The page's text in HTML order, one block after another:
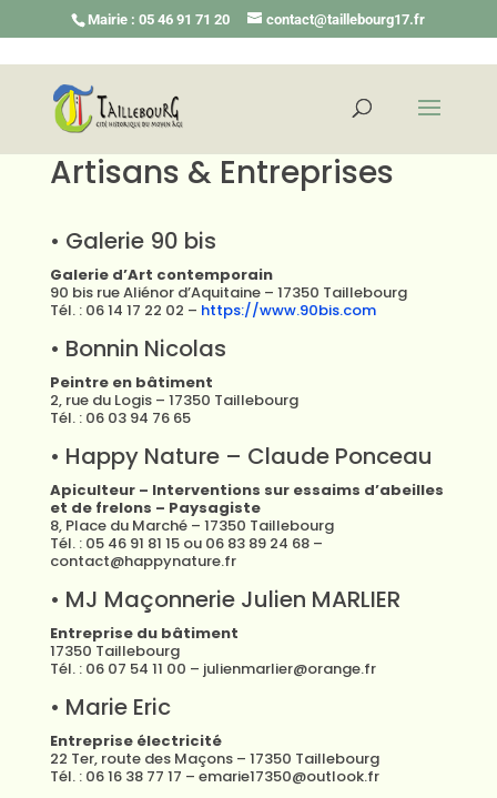
Mairie : 05 46 91 71 20 contact@taillebourg17.fr
Artisans & Entreprises
• Galerie 90 bis
Galerie d’Art contemporain
90 bis rue Aliénor d’Aquitaine – 17350 Taillebourg
Tél. : 06 14 17 22 02 – https://www.90bis.com
• Bonnin Nicolas
Peintre en bâtiment
2, rue du Logis – 17350 Taillebourg
Tél. : 06 03 94 76 65
• Happy Nature – Claude Ponceau
Apiculteur – Interventions sur essaims d’abeilles
et de frelons – Paysagiste
8, Place du Marché – 17350 Taillebourg
Tél. : 05 46 91 81 15 ou 06 83 89 24 68 –
contact@happynature.fr
• MJ Maçonnerie Julien MARLIER
Entreprise du bâtiment
17350 Taillebourg
Tél. : 06 07 54 11 00 – julienmarlier@orange.fr
• Marie Eric
Entreprise électricité
22 Ter, route des Maçons – 17350 Taillebourg
Tél. : 06 16 38 77 17 – emarie17350@outlook.fr